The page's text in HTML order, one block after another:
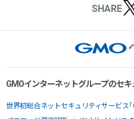
SHARE
GMOインターネットグループのセ
世界初総合ネットセキュリティサービス「